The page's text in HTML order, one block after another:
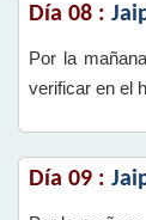
Día 08 :
Por la
verificar en el
Día 09 :